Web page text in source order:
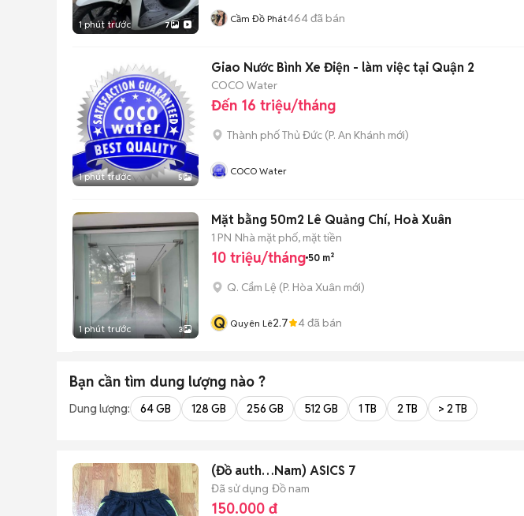
1 phút trước 7 Cầm Đồ Phát464đã bán
1 phút trước 5
Giao Nước Bình Xe Điện - làm việc tại Quận 2
COCO Water
Đến 16 triệu/tháng
Thành phố Thủ Đức (P. An Khánh mới)
COCO Water
1 phút trước 3
Mặt bằng 50m2 Lê Quảng Chí, Hoà Xuân
1 PN Nhà mặt phố, mặt tiền
10 triệu/tháng 50 m²
Q. Cẩm Lệ (P. Hòa Xuân mới)
Q Quyên Lê2.7 4đã bán
Bạn cần tìm dung lượng nào ?
Dung lượng: 64 GB 128 GB 256 GB 512 GB 1 TB 2 TB > 2 TB
(Đồ auth…Nam) ASICS 7
Đã sử dụng Đồ nam
150.000 đ